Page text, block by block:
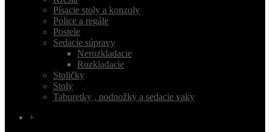
Písacie stoly a konzoly
Police a regále
Postele
Sedacie súpravy
Nerozkladacie
Rozkladacie
Stoličky
Stoly
Taburetky , podnožky a sedacie vaky
+